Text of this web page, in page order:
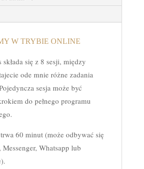
W TRYBIE ONLINE
składa się z 8 sesji, między
ode mnie różne zadania
sesja może być
do pełnego programu
60 minut (może odbywać się
Whatsapp lub